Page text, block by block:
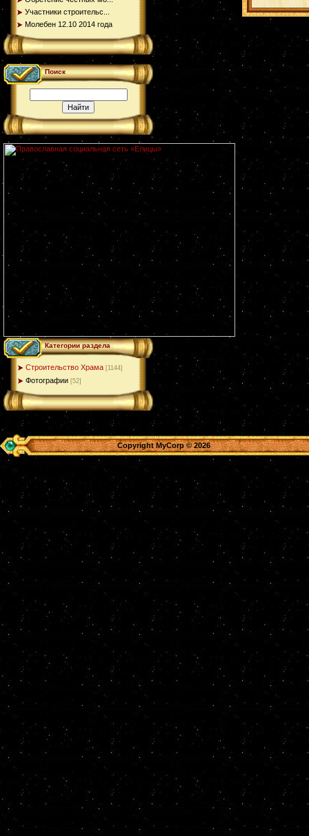
Участники строительс...
Молебен 12.10 2014 года
Поиск
Категории раздела
Строительство Храма [1144]
Фотографии [52]
Copyright MyCorp © 2026